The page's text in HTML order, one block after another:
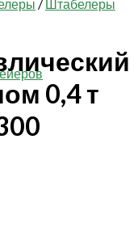
/ Штабелеры
0,4 т